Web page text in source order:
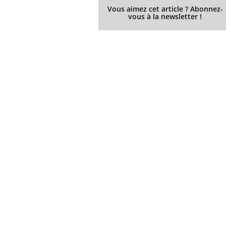
Vous aimez cet article ? Abonnez-
vous à la newsletter !